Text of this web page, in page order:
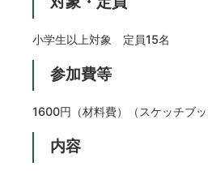
小学生以上対象 定員15名
参加費等
1600円（材料費）（スケッチブッ
内容